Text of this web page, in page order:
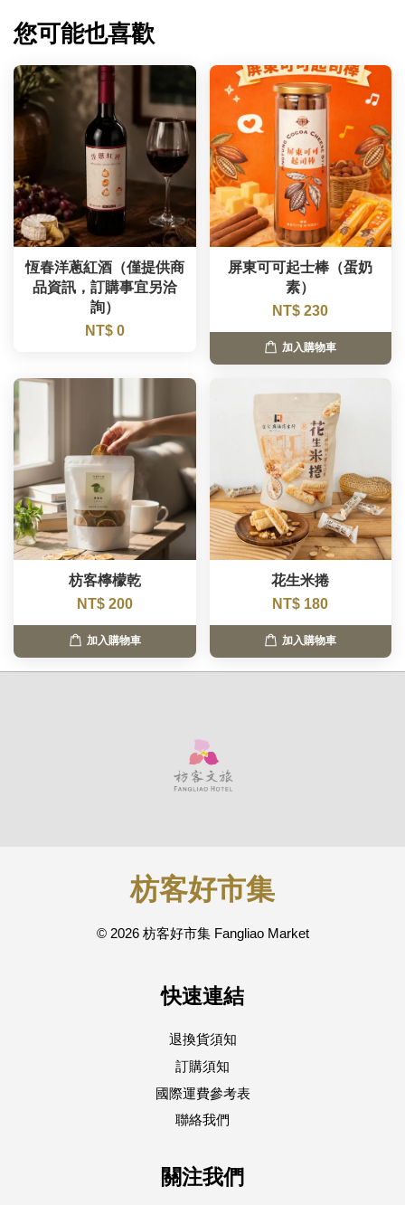
您可能也喜歡
恆春洋蔥紅酒（僅提供商
品資訊，訂購事宜另洽
詢）
NT$ 0
屏東可可起士棒（蛋奶
素）
NT$ 230
加入購物車
枋客檸檬乾
NT$ 200
加入購物車
花生米捲
NT$ 180
加入購物車
枋客好市集
© 2026 枋客好市集 Fangliao Market
快速連結
退換貨須知
訂購須知
國際運費參考表
聯絡我們
關注我們